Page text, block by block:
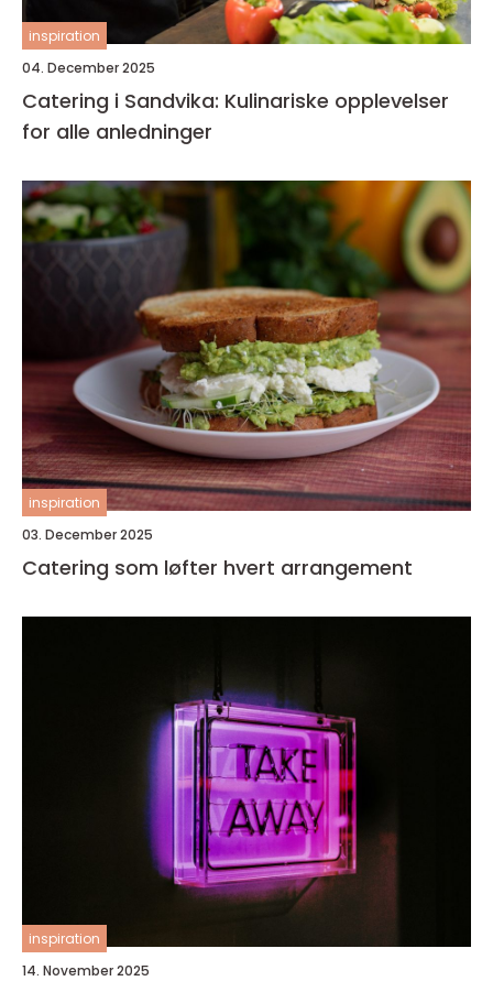
inspiration
04. December 2025
Catering i Sandvika: Kulinariske opplevelser
for alle anledninger
inspiration
03. December 2025
Catering som løfter hvert arrangement
inspiration
14. November 2025